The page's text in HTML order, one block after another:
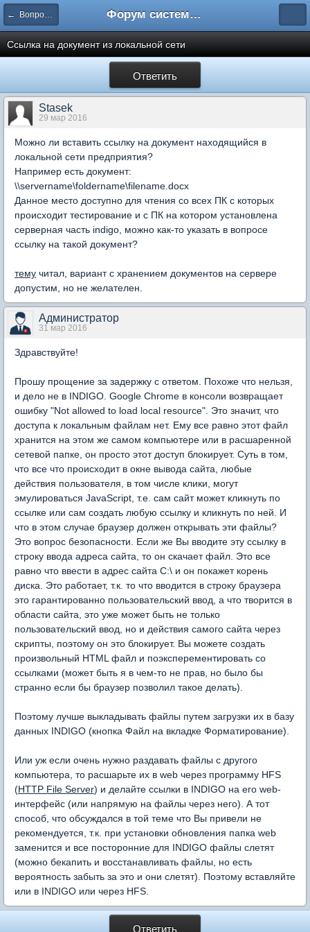
← Вопросы составления тестов Форум системы тестирования INDIGO
Ссылка на документ из локальной сети
Ответить
Stasek
29 мар 2016
Можно ли вставить ссылку на документ находящийся в
локальной сети предприятия?
Например есть документ:
\\servername\foldername\filename.docx
Данное место доступно для чтения со всех ПК с которых
происходит тестирование и с ПК на котором установлена
серверная часть indigo, можно как-то указать в вопросе
ссылку на такой документ?
тему читал, вариант с хранением документов на сервере
допустим, но не желателен.
Администратор
31 мар 2016
Здравствуйте!
Прошу прощение за задержку с ответом. Похоже что нельзя,
и дело не в INDIGO. Google Chrome в консоли возвращает
ошибку "Not allowed to load local resource". Это значит, что
доступа к локальным файлам нет. Ему все равно этот файл
хранится на этом же самом компьютере или в расшаренной
сетевой папке, он просто этот доступ блокирует. Суть в том,
что все что происходит в окне вывода сайта, любые
действия пользователя, в том числе клики, могут
эмулироваться JavaScript, т.е. сам сайт может кликнуть по
ссылке или сам создать любую ссылку и кликнуть по ней. И
что в этом случае браузер должен открывать эти файлы?
Это вопрос безопасности. Если же Вы вводите эту ссылку в
строку ввода адреса сайта, то он скачает файл. Это все
равно что ввести в адрес сайта C:\ и он покажет корень
диска. Это работает, т.к. то что вводится в строку браузера
это гарантированно пользовательский ввод, а что творится в
области сайта, это уже может быть не только
пользовательский ввод, но и действия самого сайта через
скрипты, поэтому он это блокирует. Вы можете создать
произвольный HTML файл и поэксперементировать со
ссылками (может быть я в чем-то не прав, но было бы
странно если бы браузер позволил такое делать).
Поэтому лучше выкладывать файлы путем загрузки их в базу
данных INDIGO (кнопка Файл на вкладке Форматирование).
Или уж если очень нужно раздавать файлы с другого
компьютера, то расшарьте их в web через программу HFS
(HTTP File Server) и делайте ссылки в INDIGO на его web-
интерфейс (или напрямую на файлы через него). А тот
способ, что обсуждался в той теме что Вы привели не
рекомендуется, т.к. при установки обновления папка web
заменится и все посторонние для INDIGO файлы слетят
(можно бекапить и восстанавливать файлы, но есть
вероятность забыть за это и они слетят). Поэтому вставляйте
или в INDIGO или через HFS.
Ответить